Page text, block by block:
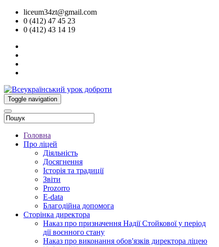
liceum34zt@gmail.com
0 (412) 47 45 23
0 (412) 43 14 19
Toggle navigation
Головна
Про ліцей
Діяльність
Досягнення
Історія та традиції
Звіти
Prozorro
E-data
Благодійна допомога
Сторінка директора
Наказ про призначення Надії Стойкової у період
дії воєнного стану
Наказ про виконання обов'язків директора ліцею